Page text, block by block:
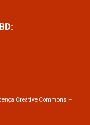
Creative Commons –